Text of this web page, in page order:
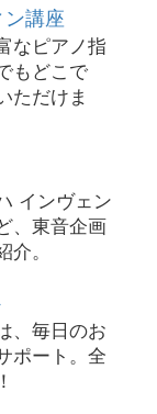
講座
なピアノ指
もどこで
ただけま
インヴェン
、東音企画
。
、毎日のお
ポート。全